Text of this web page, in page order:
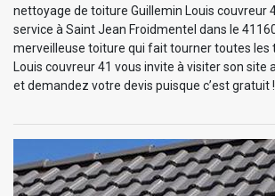
nettoyage de toiture Guillemin Louis couvreur
service à Saint Jean Froidmentel dans le
merveilleuse toiture qui fait tourner toutes les
Louis couvreur 41 vous invite à visiter son site
et demandez votre devis puisque c’est gratuit !